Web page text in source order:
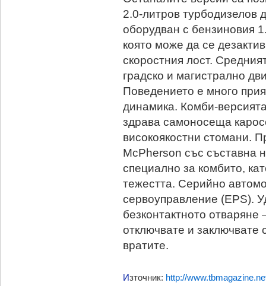
2.0-литров турбодизелов
оборудван с бензиновия
която може да се
скоростния лост.
градско и магистрално
Поведението е много
динамика. Комби-
здрава самоносеща
високоякостни стомани.
McPherson със съставна
специално за комбито,
тежестта. Серийно
сервоуправление (EPS).
безконтактното
отключвате и
вратите.
Източник: http://